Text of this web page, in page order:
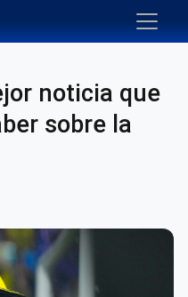
noticia que
sobre la